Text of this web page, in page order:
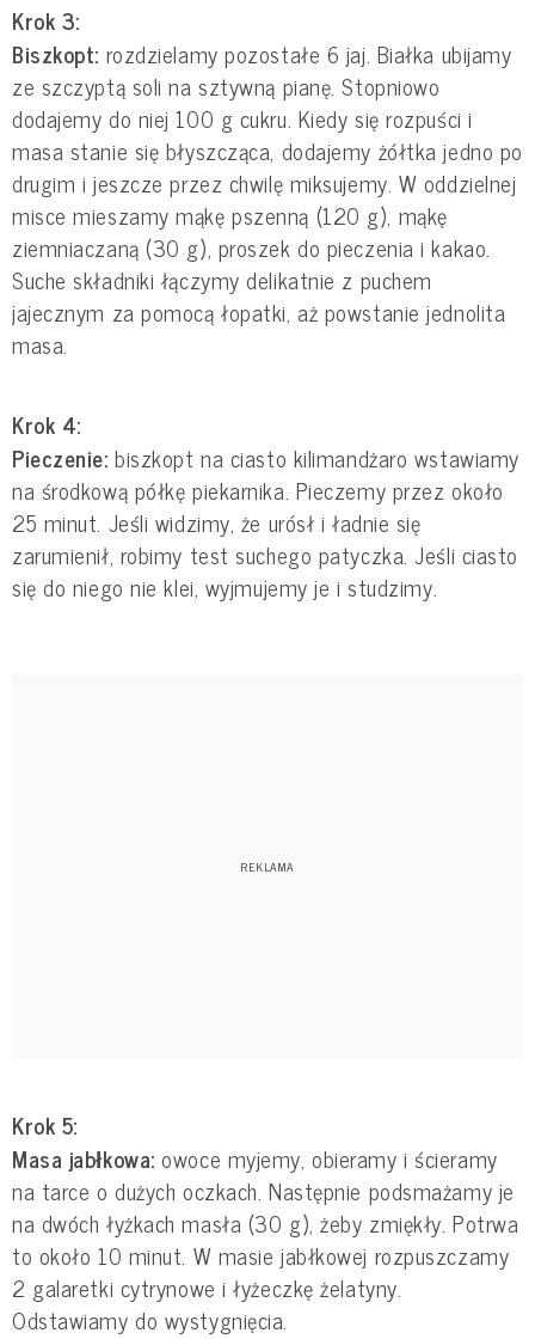
Krok 3:
Biszkopt: rozdzielamy pozostałe 6 jaj. Białka ubijamy
ze szczyptą soli na sztywną pianę. Stopniowo
dodajemy do niej 100 g cukru. Kiedy się rozpuści i
masa stanie się błyszcząca, dodajemy żółtka jedno po
drugim i jeszcze przez chwilę miksujemy. W oddzielnej
misce mieszamy mąkę pszenną (120 g), mąkę
ziemniaczaną (30 g), proszek do pieczenia i kakao.
Suche składniki łączymy delikatnie z puchem
jajecznym za pomocą łopatki, aż powstanie jednolita
masa.
Krok 4:
Pieczenie: biszkopt na ciasto kilimandżaro wstawiamy
na środkową półkę piekarnika. Pieczemy przez około
25 minut. Jeśli widzimy, że urósł i ładnie się
zarumienił, robimy test suchego patyczka. Jeśli ciasto
się do niego nie klei, wyjmujemy je i studzimy.
Krok 5:
Masa jabłkowa: owoce myjemy, obieramy i ścieramy
na tarce o dużych oczkach. Następnie podsmażamy je
na dwóch łyżkach masła (30 g), żeby zmiękły. Potrwa
to około 10 minut. W masie jabłkowej rozpuszczamy
2 galaretki cytrynowe i łyżeczkę żelatyny.
Odstawiamy do wystygnięcia.